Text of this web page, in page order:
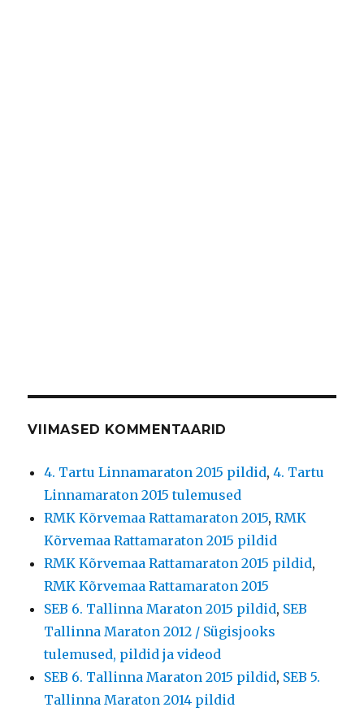
VIIMASED KOMMENTAARID
4. Tartu Linnamaraton 2015 pildid,4. Tartu
Linnamaraton 2015 tulemused
RMK Kõrvemaa Rattamaraton 2015,RMK
Kõrvemaa Rattamaraton 2015 pildid
RMK Kõrvemaa Rattamaraton 2015 pildid,
RMK Kõrvemaa Rattamaraton 2015
SEB 6. Tallinna Maraton 2015 pildid, SEB
Tallinna Maraton 2012 / Sügisjooks
tulemused, pildid ja videod
SEB 6. Tallinna Maraton 2015 pildid, SEB 5.
Tallinna Maraton 2014 pildid